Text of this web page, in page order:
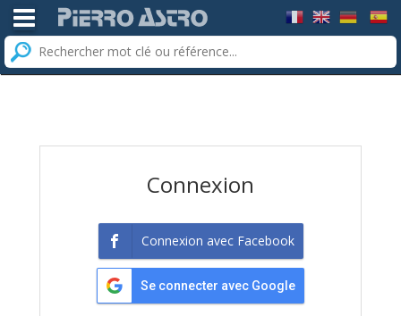
TOGGLE MENU
Connexion
Connexion avec Facebook
Se connecter avec Google